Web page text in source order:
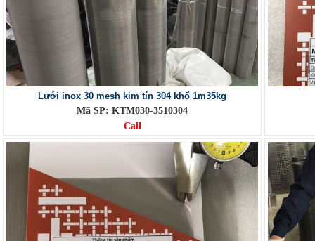
Lưới inox 30 mesh kim tín 304 khổ 1m35kg
Mã SP: KTM030-3510304
Call